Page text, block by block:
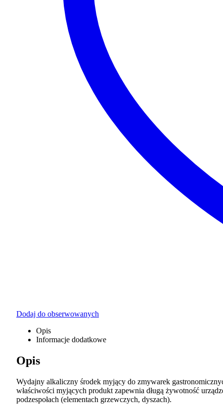
Dodaj do obserwowanych
Opis
Informacje dodatkowe
Opis
Wydajny alkaliczny środek myjący do zmywarek
właściwości myjących produkt zapewnia długą żywotność
podzespołach (elementach grzewczych, dyszach).